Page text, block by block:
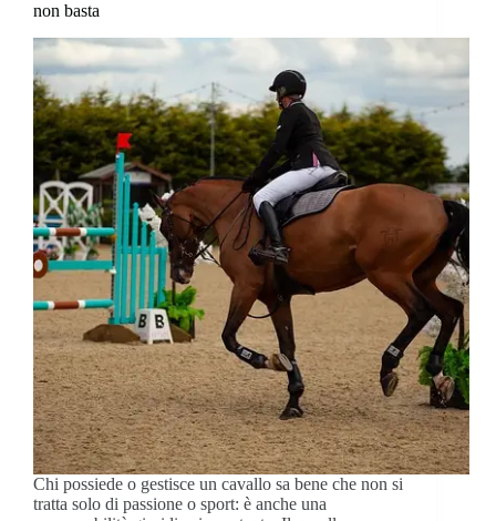
non basta
Chi possiede o gestisce un cavallo sa bene che non si
tratta solo di passione o sport: è anche una